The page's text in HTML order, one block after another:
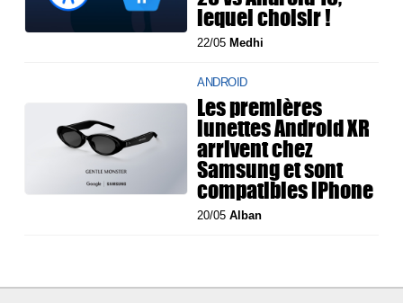
lequel choisir !
22/05 Medhi
ANDROID
Les premières
lunettes Android XR
arrivent chez
Samsung et sont
compatibles iPhone
20/05Alban